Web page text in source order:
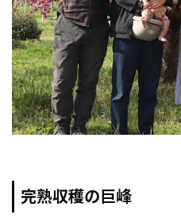
完熟収穫の巨峰